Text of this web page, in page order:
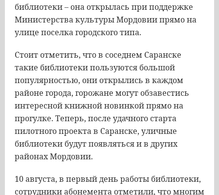
библиотеки – она открылась при поддержке
Министерства культуры Мордовии прямо на
улице поселка городского типа.
Стоит отметить, что в соседнем Саранске
такие библиотеки пользуются большой
популярностью, они открылись в каждом
районе города, горожане могут обзавестись
интересной книжной новинкой прямо на
прогулке. Теперь, после удачного старта
пилотного проекта в Саранске, уличные
библиотеки будут появляться и в других
районах Мордовии.
10 августа, в первый день работы библиотеки,
сотрудники абонемента отметили, что многим